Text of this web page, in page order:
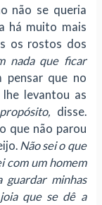
não se queria
há muito mais
os rostos dos
nada que ficar
pensar que no
levantou as
disse.
que não parou
Não sei o que
com um homem
guardar minhas
que se dê a